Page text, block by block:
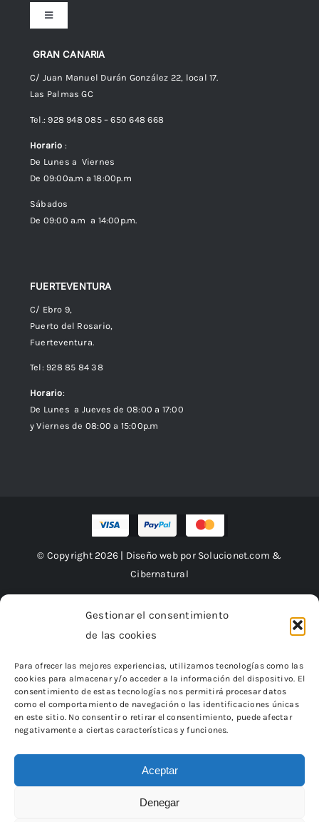
Gestionar el consentimiento
de las cookies
Para ofrecer las mejores experiencias, utilizamos tecnologías como las
cookies para almacenar y/o acceder a la información del dispositivo. El
consentimiento de estas tecnologías nos permitirá procesar datos
como el comportamiento de navegación o las identificaciones únicas
en este sitio. No consentir o retirar el consentimiento, puede afectar
negativamente a ciertas características y funciones.
Aceptar
Denegar
GRAN CANARIA
C/ Juan Manuel Durán González 22, local 17.
Las Palmas GC
Tel.: 928 948 085 – 650 648 668
Horario :
De Lunes a Viernes
De 09:00a.m a 18:00p.m
Sábados
De 09:00 a.m a 14:00p.m.
FUERTEVENTURA
C/ Ebro 9,
Puerto del Rosario,
Fuerteventura.
Tel: 928 85 84 38
Horario:
De Lunes a Jueves de 08:00 a 17:00
y Viernes de 08:00 a 15:00p.m
Toggle
Navigation
Preguntas frecuentes
Envíos
Política de Privacidad
© Copyright 2026 | Diseño web por Solucionet.com &
Cibernatural
«Financiado por la Unión Europea – NextGenerationEU.